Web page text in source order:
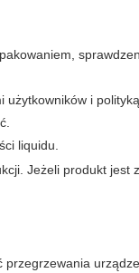
i
liquidu.
Jeżeli produkt jest